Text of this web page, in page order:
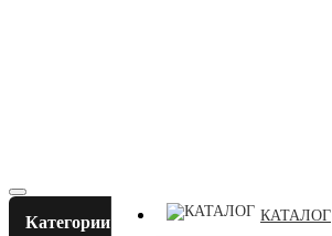
Категории КАТАЛОГ